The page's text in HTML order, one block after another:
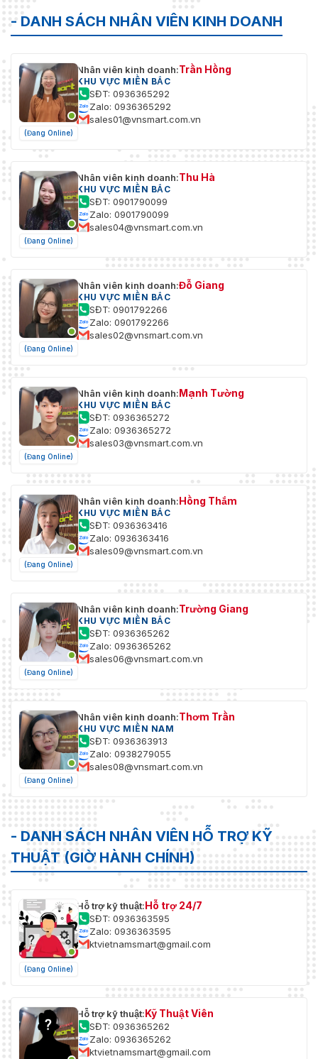
- DANH SÁCH NHÂN VIÊN KINH DOANH
(Đang Online)
Nhân viên kinh doanh:Trần Hồng
KHU VỰC MIỀN BẮC
SĐT: 0936365292
Zalo: 0936365292
sales01@vnsmart.com.vn
(Đang Online)
Nhân viên kinh doanh:Thu Hà
KHU VỰC MIỀN BẮC
SĐT: 0901790099
Zalo: 0901790099
sales04@vnsmart.com.vn
(Đang Online)
Nhân viên kinh doanh:Đỗ Giang
KHU VỰC MIỀN BẮC
SĐT: 0901792266
Zalo: 0901792266
sales02@vnsmart.com.vn
(Đang Online)
Nhân viên kinh doanh:Mạnh Tường
KHU VỰC MIỀN BẮC
SĐT: 0936365272
Zalo: 0936365272
sales03@vnsmart.com.vn
(Đang Online)
Nhân viên kinh doanh:Hồng Thắm
KHU VỰC MIỀN BẮC
SĐT: 0936363416
Zalo: 0936363416
sales09@vnsmart.com.vn
(Đang Online)
Nhân viên kinh doanh:Trường Giang
KHU VỰC MIỀN BẮC
SĐT: 0936365262
Zalo: 0936365262
sales06@vnsmart.com.vn
(Đang Online)
Nhân viên kinh doanh:Thơm Trần
KHU VỰC MIỀN NAM
SĐT: 0936363913
Zalo: 0938279055
sales08@vnsmart.com.vn
- DANH SÁCH NHÂN VIÊN HỖ TRỢ KỸ
THUẬT (GIỜ HÀNH CHÍNH)
(Đang Online)
Hỗ trợ kỹ thuật:Hỗ trợ 24/7
SĐT: 0936363595
Zalo: 0936363595
ktvietnamsmart@gmail.com
Hỗ trợ kỹ thuật:Kỹ Thuật Viên
SĐT: 0936365262
Zalo: 0936365262
ktvietnamsmart@gmail.com